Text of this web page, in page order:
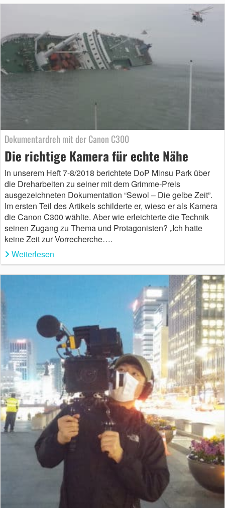
Dokumentardreh mit der Canon C300
Die richtige Kamera für echte Nähe
In unserem Heft 7-8/2018 berichtete DoP Minsu Park über
die Dreharbeiten zu seiner mit dem Grimme-Preis
ausgezeichneten Dokumentation “Sewol – Die gelbe Zeit”.
Im ersten Teil des Artikels schilderte er, wieso er als Kamera
die Canon C300 wählte. Aber wie erleichterte die Technik
seinen Zugang zu Thema und Protagonisten? „Ich hatte
keine Zeit zur Vorrecherche….
Weiterlesen